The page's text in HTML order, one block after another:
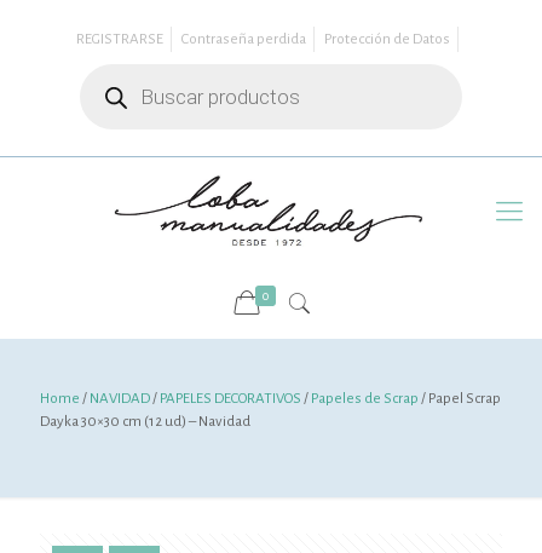
REGISTRARSE Contraseña perdida
Protección de Datos
productos
0
Home / NAVIDAD/ PAPELES DECORATIVOS / Papeles de Scrap / Papel Scrap
Dayka 30×30 cm (12 ud) – Navidad